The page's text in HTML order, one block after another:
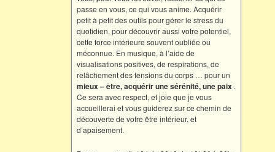
passe en vous, ce qui vous anime. Acquérir
petit à petit des outils pour gérer le stress du
quotidien, pour découvrir aussi votre potentiel,
cette force intérieure souvent oubliée ou
méconnue. En musique, à l’aide de
visualisations positives, de respirations, de
relâchement des tensions du corps … pour un
mieux –être, acquérir une sérénité, une paix .
Ce sera avec respect, et joie que je vous
accueillerai et vous guiderez sur ce chemin de
découverte de votre être intérieur, et
d’apaisement.